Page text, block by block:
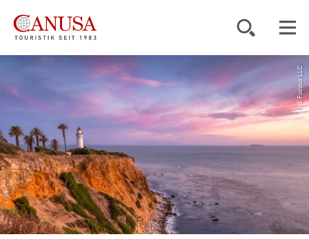
Inspiration
Service
© Focqus LLC